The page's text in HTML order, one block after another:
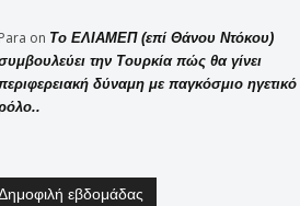
Para on Το ΕΛΙΑΜΕΠ (επί Θάνου Ντόκου)
την Τουρκία πώς θα γίνει
δύναμη με παγκόσμιο ηγετικό
εβδομάδας